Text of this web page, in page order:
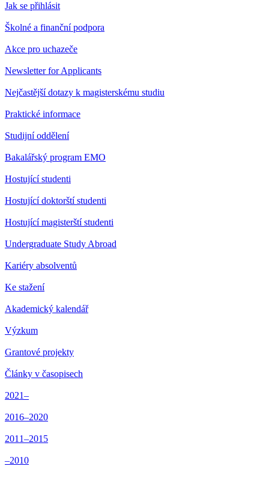
Jak se přihlásit
Školné a finanční podpora
Akce pro uchazeče
Newsletter for Applicants
Nejčastější dotazy k magisterskému studiu
Praktické informace
Studijní oddělení
Bakalářský program EMO
Hostující studenti
Hostující doktorští studenti
Hostující magisterští studenti
Undergraduate Study Abroad
Kariéry absolventů
Ke stažení
Akademický kalendář
Výzkum
Grantové projekty
Články v časopisech
2021–
2016–2020
2011–2015
–2010